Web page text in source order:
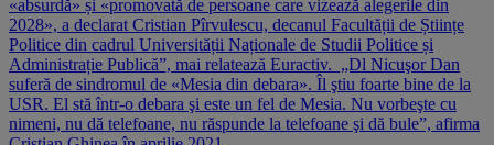
«absurdă» și «promovată de persoane care vizează alegerile din
2028», a declarat Cristian Pîrvulescu, decanul Facultății de Științe
Politice din cadrul Universității Naționale de Studii Politice și
Administrație Publică”, mai relatează Euractiv. „Dl Nicuşor Dan
suferă de sindromul de «Mesia din debara». Îl ştiu foarte bine de la
USR. El stă într-o debara şi este un fel de Mesia. Nu vorbeşte cu
nimeni, nu dă telefoane, nu răspunde la telefoane şi dă bule”, afirma